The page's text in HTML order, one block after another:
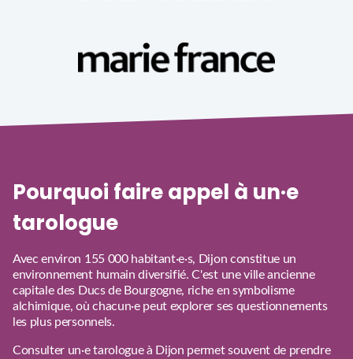
Pourquoi faire appel à un·e
tarologue
Avec environ 155 000 habitant·e·s, Dijon constitue un
environnement humain diversifié. C'est une ville ancienne
capitale des Ducs de Bourgogne, riche en symbolisme
alchimique, où chacun·e peut explorer ses questionnements
les plus personnels.
Consulter un·e tarologue à Dijon permet souvent de prendre